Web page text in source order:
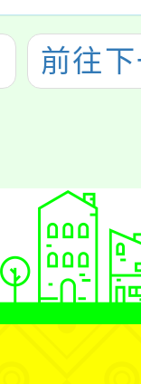
前往